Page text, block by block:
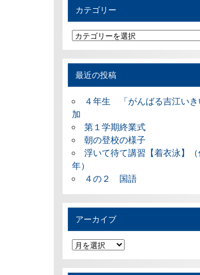
カテゴリー
カ
テ
ゴ
リ
最近の投稿
４年生 「がんばる吉江いき
加
第１学期終業式
朝の登校の様子
浮いて待て講習【着衣泳】
年）
４の２ 国語
アーカイブ
ア
ー
カ
イ